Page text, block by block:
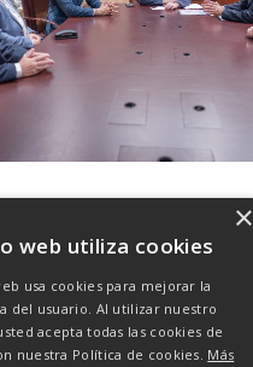
×
web utiliza cookies
usa cookies para mejorar la
del usuario. Al utilizar nuestro
acepta todas las cookies de
nuestra Política de cookies. Más